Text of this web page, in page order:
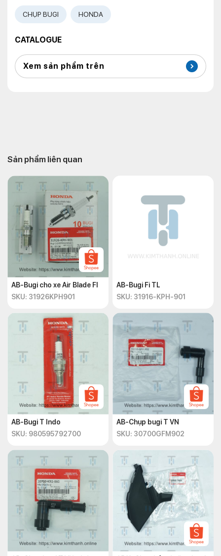
CHỤP BUGI HONDA
CATALOGUE
Xem sản phẩm trên
Sản phẩm liên quan
AB-Bugi cho xe Air Blade FI
SKU: 31926KPH901
AB-Bugi Fi TL
SKU: 31916-KPH-901
AB-Bugi T Indo
SKU: 980595792700
AB-Chụp bugi T VN
SKU: 30700GFM902